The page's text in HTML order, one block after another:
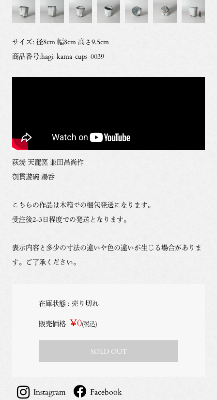
サイズ: 径8cm 幅8cm 高さ9.5cm
商品番号:hagi-kama-cups-0039
萩焼 天寵窯 兼田昌尚作
刳貫遊碗 湯呑
こちらの作品は木箱での梱包発送になります。
受注後2-3日程度での発送となります。
表示内容と多少の寸法の違いや色の違いが生じる場合がありま
す。ご了承ください。
在庫状態 : 売り切れ
販売価格 ¥0(税込)
SOLD OUT
Instagram Facebook